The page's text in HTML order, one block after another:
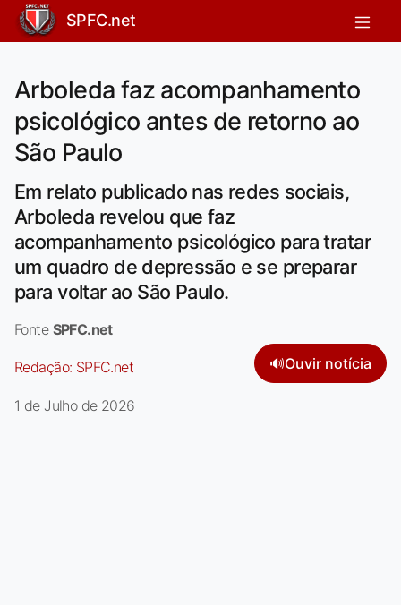
SPFC.net
Arboleda faz acompanhamento
psicológico antes de retorno ao
São Paulo
Em relato publicado nas redes sociais,
Arboleda revelou que faz
acompanhamento psicológico para tratar
um quadro de depressão e se preparar
para voltar ao São Paulo.
Fonte SPFC.net
Redação: SPFC.net 🔊Ouvir notícia
1 de Julho de 2026